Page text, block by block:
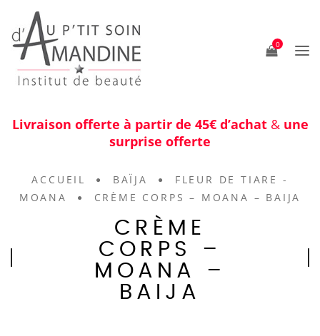
0
Livraison offerte à partir de 45€ d’achat & une
surprise offerte
ACCUEIL BAÏJA
FLEUR DE TIARE -
MOANA
CRÈME CORPS – MOANA – BAIJA
CRÈME
CORPS –
MOANA –
BAIJA